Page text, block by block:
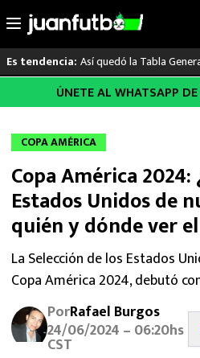
al
Es tendencia: Así quedó la Tabla
LO ÚLTIMO
LIGA MX
RAYADOS
PUMAS
ATLANTE
FUTBOL INTERNACIONAL
ÚNETE AL WHATSAPP
COPA AMÉRICA
Copa América
Estados Unidos de
quién y dónde ver
La Selección de los Estados
Copa América 2024, debutó
PorRafael Burgos
24/06/2024 – 06:20hs
CST